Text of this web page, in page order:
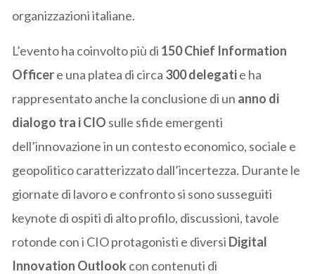
organizzazioni italiane.
L’evento ha coinvolto più di 150 Chief Information
Officere una platea di circa 300 delegatie ha
rappresentato anche la conclusione di un anno di
dialogo tra i CIO sulle sfide emergenti
dell’innovazione in un contesto economico, sociale e
geopolitico caratterizzato dall’incertezza. Durante le
giornate di lavoro e confronto si sono susseguiti
keynote di ospiti di alto profilo, discussioni, tavole
rotonde con i CIO protagonisti e diversi Digital
Innovation Outlook con contenuti di